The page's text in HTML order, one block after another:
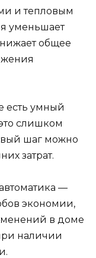
и тепловым
уменьшает
общее
есть умный
слишком
шаг можно
затрат.
—
экономии,
в доме
наличии